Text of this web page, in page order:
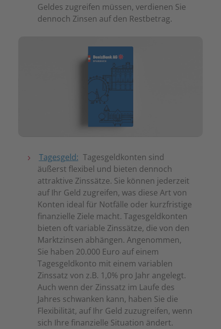
Geldes zugreifen müssen, verdienen Sie
dennoch Zinsen auf den Restbetrag.
Tagesgeld: Tagesgeldkonten sind
äußerst flexibel und bieten dennoch
attraktive Zinssätze. Sie können jederzeit
auf Ihr Geld zugreifen, was diese Art von
Konten ideal für Notfälle oder kurzfristige
finanzielle Ziele macht. Tagesgeldkonten
bieten oft variable Zinssätze, die von den
Marktzinsen abhängen. Angenommen,
Sie haben 20.000 Euro auf einem
Tagesgeldkonto mit einem variablen
Zinssatz von z.B. 1,0% pro Jahr angelegt.
Auch wenn der Zinssatz im Laufe des
Jahres schwanken kann, haben Sie die
Flexibilität, auf Ihr Geld zuzugreifen, wenn
sich Ihre finanzielle Situation ändert.